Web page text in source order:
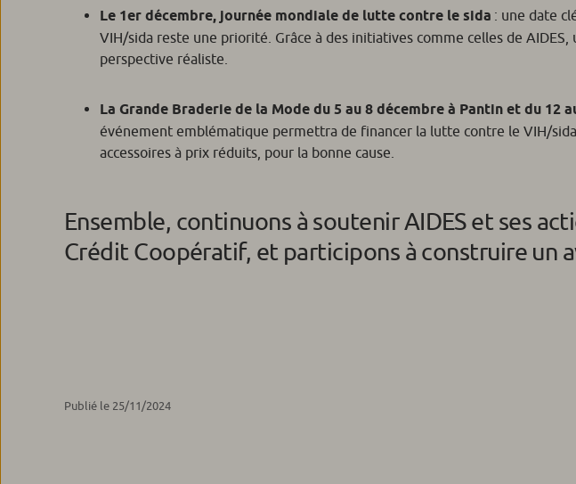
Le 1er décembre, journée mondiale de lutte contre le sida : une date
VIH/sida reste une priorité. Grâce à des initiatives comme celles de AIDES,
perspective réaliste.
La Grande Braderie de la Mode du 5 au 8 décembre à Pantin et du 12
événement emblématique permettra de financer la lutte contre le VIH/
accessoires à prix réduits, pour la bonne cause.
Ensemble, continuons à soutenir AIDES et ses
Crédit Coopératif, et participons à construire un
Publié le 25/11/2024